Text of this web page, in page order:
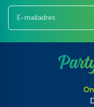
E-mailadres